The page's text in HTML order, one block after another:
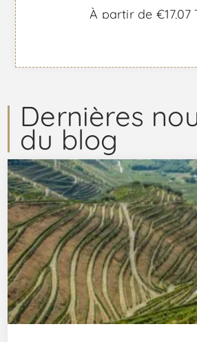
À partir de €17,07
Dernières
du blog